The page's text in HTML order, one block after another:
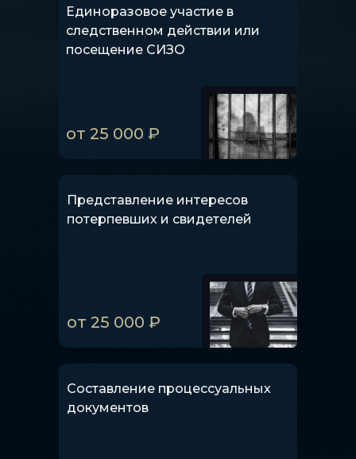
Единоразовое участие в
следственном действии или
посещение СИЗО
от 25 000 ₽
Представление интересов
потерпевших и свидетелей
от 25 000 ₽
Составление процессуальных
документов